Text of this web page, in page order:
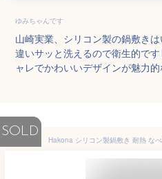
ゆみちゃんです
山崎実業、シリコン製の鍋敷き
違いサッと洗えるので衛生的で
ャレでかわいいデザインが魅力
SOLD